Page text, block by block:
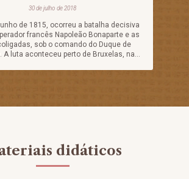
30 de julho de 2018
de 1815, ocorreu a batalha decisiva
francês Napoleão Bonaparte e as
sob o comando do Duque de
A luta aconteceu perto de Bruxelas, na...
didáticos